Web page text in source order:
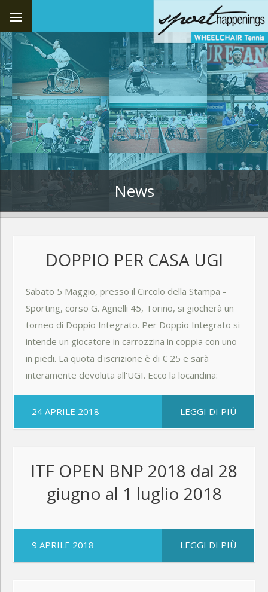
News
DOPPIO PER CASA UGI
Sabato 5 Maggio, presso il Circolo della Stampa -
Sporting, corso G. Agnelli 45, Torino, si giocherà un
torneo di Doppio Integrato. Per Doppio Integrato si
intende un giocatore in carrozzina in coppia con uno
in piedi. La quota d'iscrizione è di € 25 e sarà
interamente devoluta all'UGI. Ecco la locandina:
24 APRILE 2018 LEGGI DI PIÙ
ITF OPEN BNP 2018 dal 28
giugno al 1 luglio 2018
9 APRILE 2018 LEGGI DI PIÙ